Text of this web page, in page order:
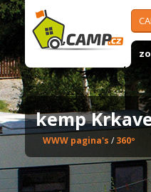
kemp
WWW pagina's / 360º